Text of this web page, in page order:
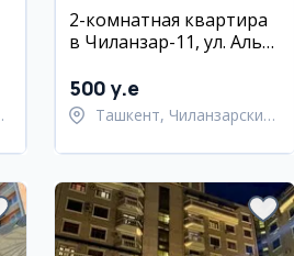
2-комнатная квартира
в Чиланзар-11, ул. Аль-
ремонтом и мебелью
500 y.e
Ташкент, Чиланзарский